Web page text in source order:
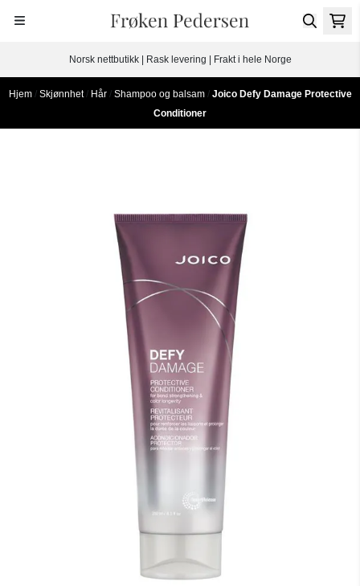
Hopp til innhold
Norsk nettbutikk | Rask levering | Frakt i hele Norge
Hjem / Skjønnhet/ Hår / Shampoo og balsam / Joico Defy Damage Protective
Conditioner